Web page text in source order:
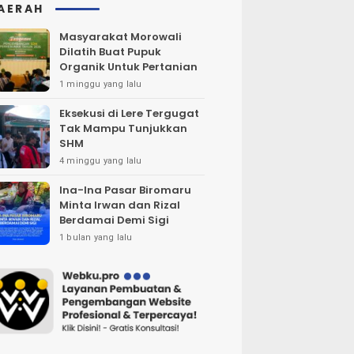
Masyarakat Morowali
Dilatih Buat Pupuk
Organik Untuk Pertanian
1 minggu yang lalu
Eksekusi di Lere Tergugat
Tak Mampu Tunjukkan
SHM
4 minggu yang lalu
Ina-Ina Pasar Biromaru
Minta Irwan dan Rizal
Berdamai Demi Sigi
1 bulan yang lalu